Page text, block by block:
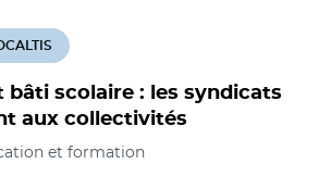
bâti scolaire : les syndicats
aux collectivités
et formation